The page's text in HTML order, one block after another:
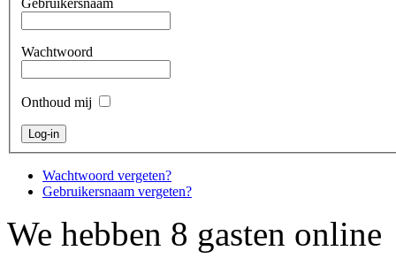
Gebruikersnaam
Wachtwoord
Onthoud mij
Wachtwoord vergeten?
Gebruikersnaam vergeten?
We hebben 8 gasten online